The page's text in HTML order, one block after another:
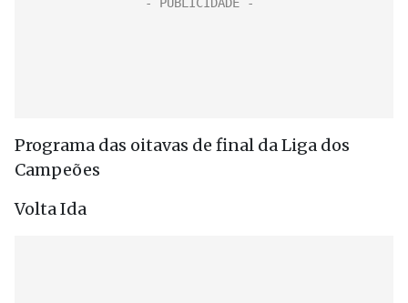
Programa das oitavas de final da Liga dos
Campeões
Volta Ida